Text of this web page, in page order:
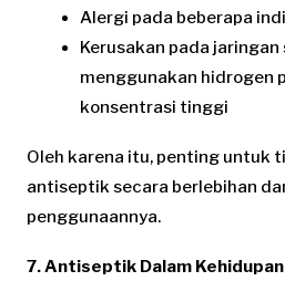
Alergi pada beberapa
Kerusakan pada
menggunakan hidrogen
konsentrasi tinggi
Oleh karena itu, penting untuk
antiseptik secara berlebihan
penggunaannya.
7. Antiseptik Dalam